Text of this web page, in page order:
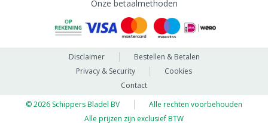
Onze betaalmethoden
Disclaimer
Bestellen & Betalen
Privacy & Security
Cookies
Contact
© 2026 Schippers Bladel BV
Alle rechten voorbehouden
Alle prijzen zijn exclusief BTW